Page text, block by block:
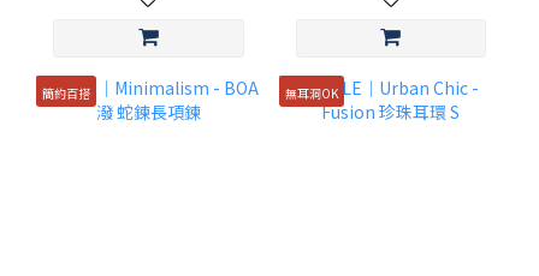
簡約百搭 無耳洞OK